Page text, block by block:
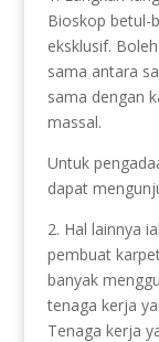
Bioskop betul-
eksklusif.
sama antara
sama dengan
massal.
Untuk
dapat
2. Hal lainnya
pembuat
banyak
tenaga kerja
Tenaga kerja